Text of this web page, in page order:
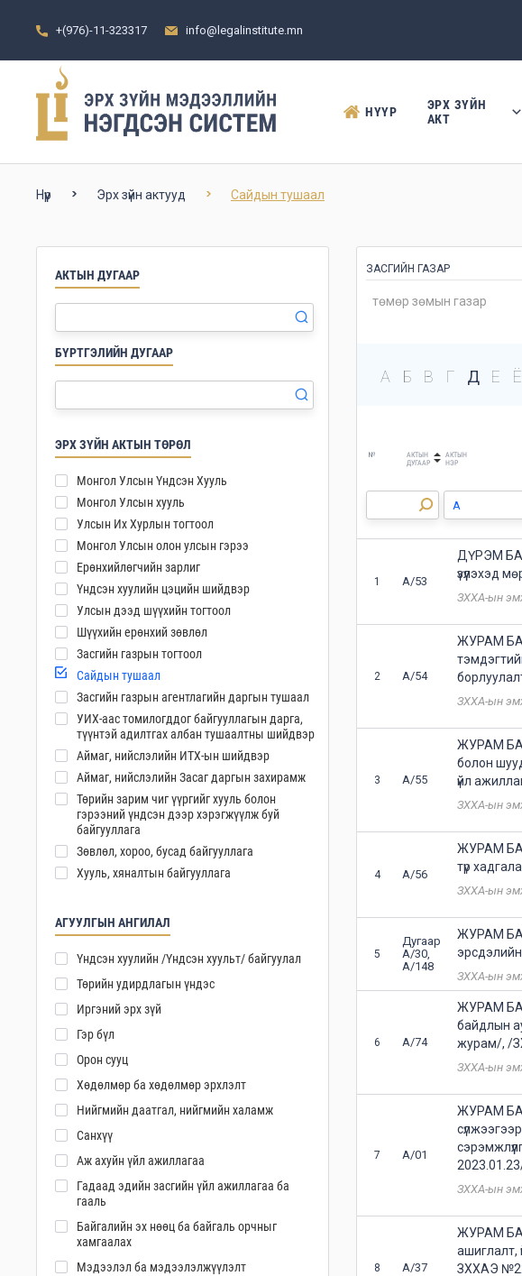
+(976)-11-323317 info@legalinstitute.mn
НҮҮР
ЭРХ ЗҮЙН
АКТ
Нүүр Эрх зүйн актууд Сайдын тушаал
АКТЫН ДУГААР
БҮРТГЭЛИЙН ДУГААР
ЭРХ ЗҮЙН АКТЫН ТӨРӨЛ
Монгол Улсын Үндсэн Хууль
Монгол Улсын хууль
Улсын Их Хурлын тогтоол
Монгол Улсын олон улсын гэрээ
Ерөнхийлөгчийн зарлиг
Үндсэн хуулийн цэцийн шийдвэр
Улсын дээд шүүхийн тогтоол
Шүүхийн ерөнхий зөвлөл
Засгийн газрын тогтоол
Сайдын тушаал
Засгийн газрын агентлагийн даргын тушаал
УИХ-аас томилогддог байгууллагын дарга,
түүнтэй адилтгах албан тушаалтны шийдвэр
Аймаг, нийслэлийн ИТХ-ын шийдвэр
Аймаг, нийслэлийн Засаг даргын захирамж
Төрийн зарим чиг үүргийг хууль болон
гэрээний үндсэн дээр хэрэгжүүлж буй
байгууллага
Зөвлөл, хороо, бусад байгууллага
Хууль, хяналтын байгууллага
АГУУЛГЫН АНГИЛАЛ
Үндсэн хуулийн /Үндсэн хуульт/ байгуулал
Төрийн удирдлагын үндэс
Иргэний эрх зүй
Гэр бүл
Орон сууц
Хөдөлмөр ба хөдөлмөр эрхлэлт
Нийгмийн даатгал, нийгмийн халамж
Санхүү
Аж ахуйн үйл ажиллагаа
Гадаад эдийн засгийн үйл ажиллагаа ба
гааль
Байгалийн эх нөөц ба байгаль орчныг
хамгаалах
Мэдээлэл ба мэдээлэлжүүлэлт
ЗАСГИЙН ГАЗАР
А Б В Г Д Е Ё
№
АКТЫН
ДУГААР
АКТЫН
НЭР
1 А/53
ДҮРЭМ
үзүүлэхэд
ЗХХА-ын
2 А/54
ЖУРАМ
ЗХХА-ын
3 А/55
ЖУРАМ
болон
үйл
ЗХХА-ын
4 А/56
ЖУРАМ
түр
ЗХХА-ын
5
Дугаар
А/30,
А/148
ЖУРАМ
ЗХХА-ын
6 А/74
ЖУРАМ
байдлын
журам/, /
ЗХХА-ын
7 А/01
ЖУРАМ
ЗХХА-ын
8 А/37
ЖУРАМ
ашиглалт,
ЗХХАЭ